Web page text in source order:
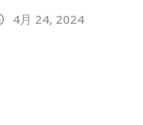
4月 24, 2024